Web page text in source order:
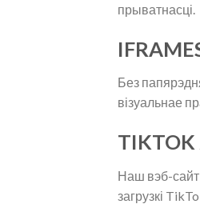
прыватнасці.
Без
візуальнае
Наш вэб-сайт
загрузкі